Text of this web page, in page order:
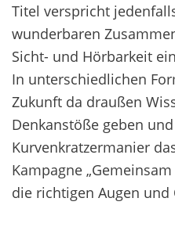
Titel verspricht
wunderbaren
Sicht- und Hörbarkeit
In unterschiedlichen
Zukunft da draußen
Denkanstöße geben
Kurvenkratzermanier
Kampagne
die richtigen Augen